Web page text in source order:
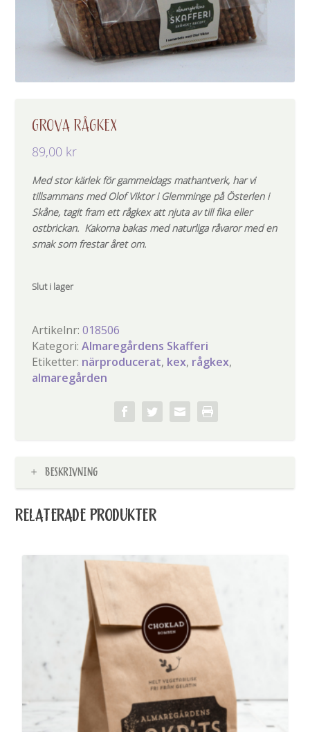
GROVA RÅGKEX
89,00 kr
Med stor kärlek för gammeldags mathantverk, har vi
tillsammans med Olof Viktor i Glemminge på Österlen i
Skåne, tagit fram ett rågkex att njuta av till fika eller
ostbrickan. Kakorna bakas med naturliga råvaror med en
smak som frestar året om.
Slut i lager
Artikelnr:018506
Kategori:Almaregårdens Skafferi
Etiketter: närproducerat, kex, rågkex,
almaregården
BESKRIVNING
RELATERADE PRODUKTER